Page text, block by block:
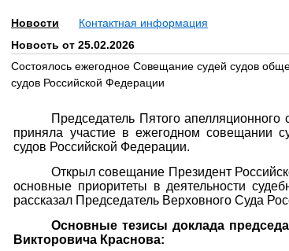
Новости
Контактная информация
Новость от 25.02.2026
Состоялось ежегодное Совещание судей судов
судов Российской Федерации
Председатель Пятого
приняла участие в ежегодном совещании
судов Российской Федерации.
Открыл совещание Президент
основные приоритеты в деятельности
рассказал Председатель Верховного Суда
Основные тезисы доклада
Викторовича Краснова: